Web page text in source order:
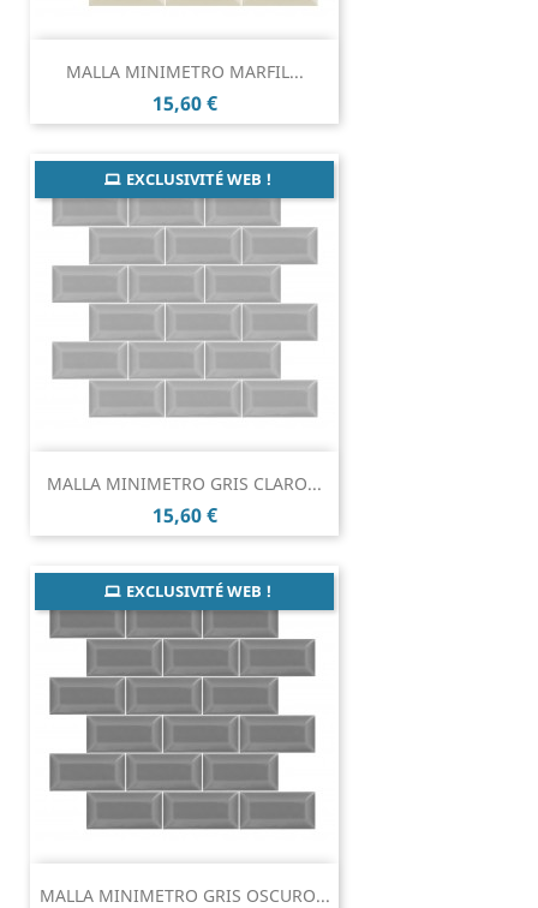
MALLA MINIMETRO MARFIL...
Prix
15,60 €
MALLA MINIMETRO GRIS CLARO...
Prix
15,60 €
EXCLUSIVITÉ WEB !
MALLA MINIMETRO GRIS OSCURO...
EXCLUSIVITÉ WEB !